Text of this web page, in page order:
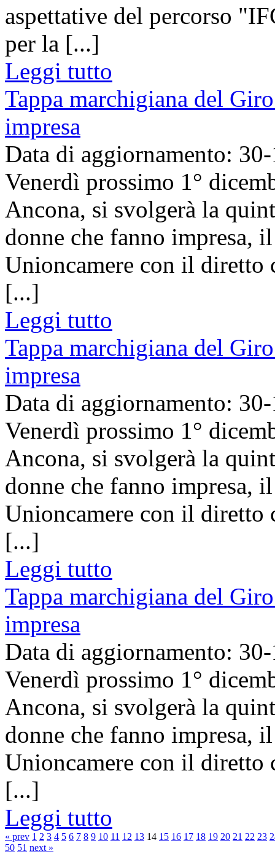
aspettative del percorso
per la [...]
Leggi tutto
Tappa marchigiana del
impresa
Data di aggiornamento:
Venerdì prossimo 1°
Ancona, si svolgerà la
donne che fanno impresa,
Unioncamere con il
[...]
Leggi tutto
Tappa marchigiana del
impresa
Data di aggiornamento:
Venerdì prossimo 1°
Ancona, si svolgerà la
donne che fanno impresa,
Unioncamere con il
[...]
Leggi tutto
Tappa marchigiana del
impresa
Data di aggiornamento:
Venerdì prossimo 1°
Ancona, si svolgerà la
donne che fanno impresa,
Unioncamere con il
[...]
Leggi tutto
« prev 1 2 3 4 5 6 7 8 9 10 11 12 13 14 15 16 17 18 19 20 21 22 23
50 51 next »